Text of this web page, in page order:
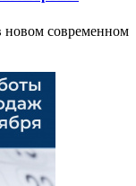
новом современном